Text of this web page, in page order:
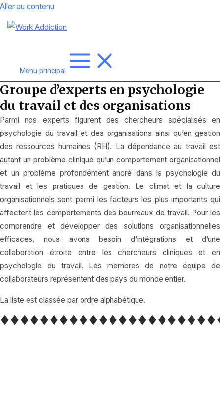
Aller au contenu
Menu principal
Groupe d’experts en psychologie
du travail et des organisations
Parmi nos experts figurent des chercheurs spécialisés en
psychologie du travail et des organisations ainsi qu’en gestion
des ressources humaines (RH). La dépendance au travail est
autant un problème clinique qu’un comportement organisationnel
et un problème profondément ancré dans la psychologie du
travail et les pratiques de gestion. Le climat et la culture
organisationnels sont parmi les facteurs les plus importants qui
affectent les comportements des bourreaux de travail. Pour les
comprendre et développer des solutions organisationnelles
efficaces, nous avons besoin d’intégrations et d’une
collaboration étroite entre les chercheurs cliniques et en
psychologie du travail. Les membres de notre équipe de
collaborateurs représentent des pays du monde entier.
La liste est classée par ordre alphabétique.